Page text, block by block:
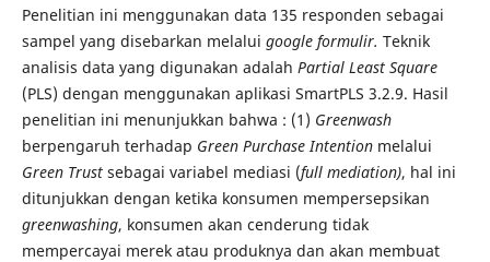
Penelitian ini menggunakan data 135 responden sebagai
sampel yang disebarkan melalui google formulir. Teknik
analisis data yang digunakan adalah Partial Least Square
(PLS) dengan menggunakan aplikasi SmartPLS 3.2.9. Hasil
penelitian ini menunjukkan bahwa : (1) Greenwash
berpengaruh terhadap Green Purchase Intention melalui
Green Trust sebagai variabel mediasi (full mediation), hal ini
ditunjukkan dengan ketika konsumen mempersepsikan
greenwashing, konsumen akan cenderung tidak
mempercayai merek atau produknya dan akan membuat